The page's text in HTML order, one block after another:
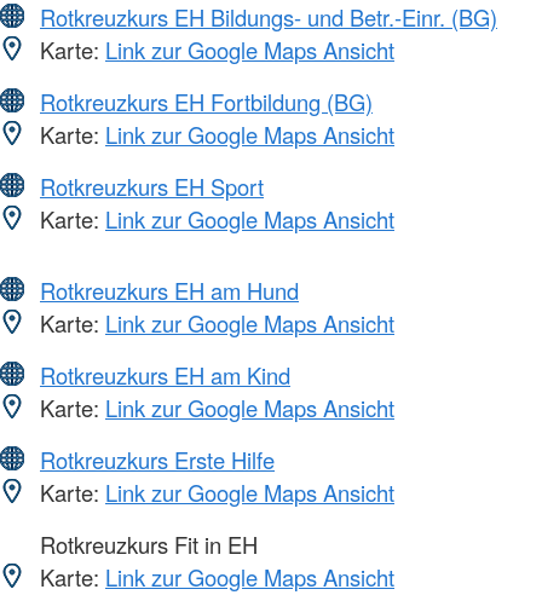
Rotkreuzkurs EH Bildungs- und Betr.-Einr. (BG)
Karte: Link zur Google Maps Ansicht
Rotkreuzkurs EH Fortbildung (BG)
Karte: Link zur Google Maps Ansicht
Rotkreuzkurs EH Sport
Karte: Link zur Google Maps Ansicht
Rotkreuzkurs EH am Hund
Karte: Link zur Google Maps Ansicht
Rotkreuzkurs EH am Kind
Karte: Link zur Google Maps Ansicht
Rotkreuzkurs Erste Hilfe
Karte: Link zur Google Maps Ansicht
Rotkreuzkurs Fit in EH
Karte: Link zur Google Maps Ansicht